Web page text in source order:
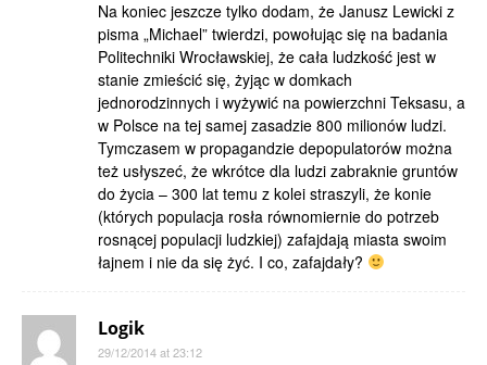
Na koniec jeszcze tylko dodam, że Janusz Lewicki z
pisma „Michael” twierdzi, powołując się na badania
Politechniki Wrocławskiej, że cała ludzkość jest w
stanie zmieścić się, żyjąc w domkach
jednorodzinnych i wyżywić na powierzchni Teksasu, a
w Polsce na tej samej zasadzie 800 milionów ludzi.
Tymczasem w propagandzie depopulatorów można
też usłyszeć, że wkrótce dla ludzi zabraknie gruntów
do życia – 300 lat temu z kolei straszyli, że konie
(których populacja rosła równomiernie do potrzeb
rosnącej populacji ludzkiej) zafajdają miasta swoim
łajnem i nie da się żyć. I co, zafajdały?
Logik
29/12/2014 at 23:12